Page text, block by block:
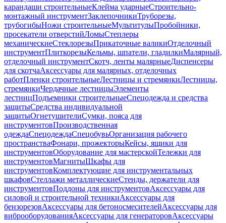
карандаши строительныеКлейма ударныеСтроительно-
монтажный инструментЗаклепочникиТруборезы,
трубогибыНожи строительныеМультитулыПробойники,
просекатели отверстийЛомыСтеплеры
механическиеСтеклорезыПрикаточные валикиОтделочный
инструментПлиткорезыКельмы, шпатели, гладилкиМалярный,
отделочный инструментСкотч, ленты малярныеДиспенсеры
для скотчаАксессуары для малярных, отделочных
работПленки строительныеЛестницы и стремянкиЛестницы,
стремянкиЧердачные лестницыЭлементы
лестницПодъемники строительныеСпецодежда и средства
защитыСредства индивидуальной
защитыОгнетушителиСумки, пояса для
инструментовПроизводственная
одеждаСпецодеждаСпецобувьОрганизация рабочего
пространстваФонари, прожекторыКейсы, ящики для
инструментовОборудование для мастерскойТележки для
инструментовМагнитыШкафы для
инструментовКомплектующие для инструментальных
шкафовСтеллажи металлическиеСтенды, держатели для
инструментовПоддоны для инструментовАксессуары для
силовой и строительной техникиАксессуары для
бензорезовАксессуары для бетоносмесителейАксессуары для
виброоборудованияАксессуары для генераторовАксессуары